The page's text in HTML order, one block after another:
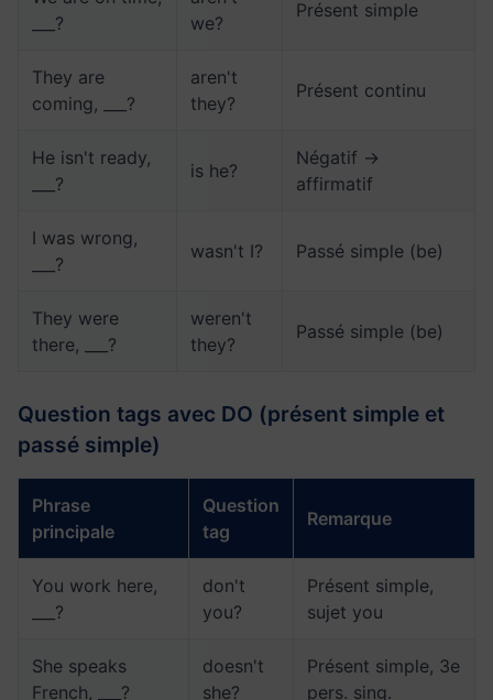
___?
we?
Présent simple
They are
coming, ___?
aren't
they?
Présent continu
He isn't ready,
___?
is he?
Négatif →
affirmatif
I was wrong,
___?
wasn't I? Passé simple (be)
They were
there, ___?
weren't
they?
Passé simple (be)
Question tags avec DO (présent simple et
passé simple)
Phrase
principale
Question
tag
Remarque
You work here,
___?
don't
you?
Présent simple,
sujet you
She speaks
French, ___?
doesn't
she?
Présent simple, 3e
pers. sing.